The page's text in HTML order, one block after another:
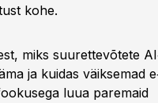
kohe.
miks suurettevõtete
ja kuidas väiksemad
luua paremaid